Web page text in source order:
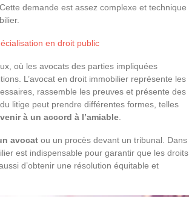
demande est assez complexe et technique
en droit public
où les avocats des parties impliquées
L’avocat en droit immobilier représente les
rassemble les preuves et présente des
litige peut prendre différentes formes, telles
à un accord à l’amiable
avocat ou un procès devant un tribunal. Dans
est indispensable pour garantir que les droits
d’obtenir une résolution équitable et